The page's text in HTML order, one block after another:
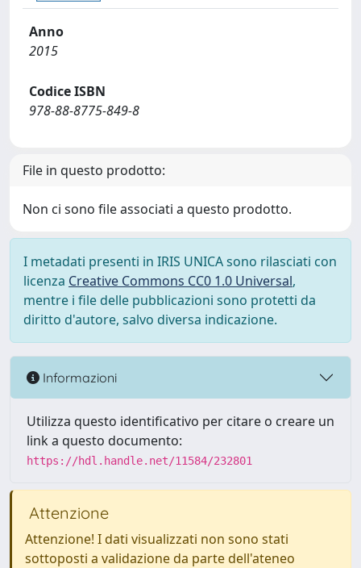
Anno
2015
Codice ISBN
978-88-8775-849-8
File in questo prodotto:
Non ci sono file associati a questo prodotto.
I metadati presenti in IRIS UNICA sono rilasciati con
licenza Creative Commons CC0 1.0 Universal,
mentre i file delle pubblicazioni sono protetti da
diritto d'autore, salvo diversa indicazione.
Informazioni
Utilizza questo identificativo per citare o creare un
link a questo documento:
https://hdl.handle.net/11584/232801
Attenzione
Attenzione! I dati visualizzati non sono stati
sottoposti a validazione da parte dell'ateneo